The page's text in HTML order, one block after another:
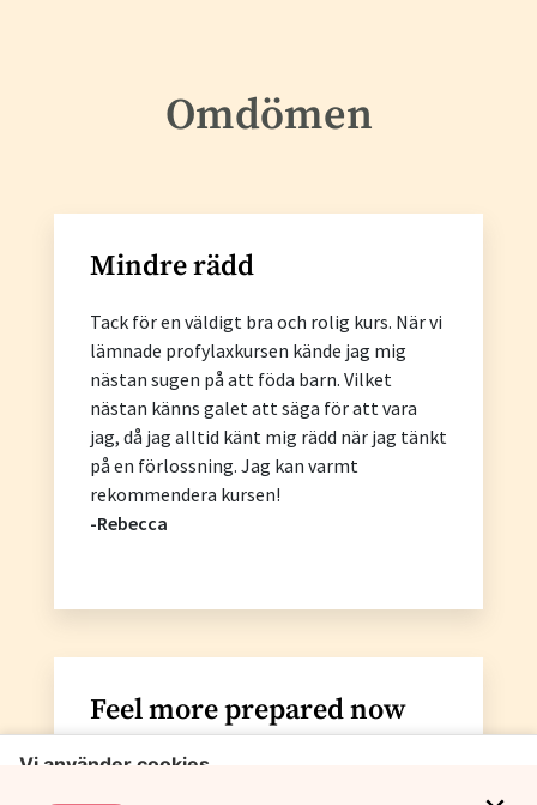
Omdömen
Mindre rädd
Tack för en väldigt bra och rolig kurs. När vi
lämnade profylaxkursen kände jag mig
nästan sugen på att föda barn. Vilket
nästan känns galet att säga för att vara
jag, då jag alltid känt mig rädd när jag tänkt
på en förlossning. Jag kan varmt
rekommendera kursen!
-Rebecca
Feel more prepared now
As an expat I have felt it a bit hard to